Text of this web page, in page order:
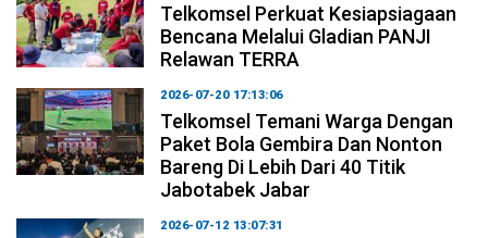
Telkomsel Perkuat Kesiapsiagaan
Bencana Melalui Gladian PANJI
Relawan TERRA
2026-07-20 17:13:06
Telkomsel Temani Warga Dengan
Paket Bola Gembira Dan Nonton
Bareng Di Lebih Dari 40 Titik
Jabotabek Jabar
2026-07-12 13:07:31